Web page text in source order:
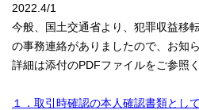
2022.4/1
今般、国土交通省より、犯罪収益移
の事務連絡がありましたので、お知
詳細は添付のPDFファイルをご参照く
１．取引時確認の本人確認書類とし